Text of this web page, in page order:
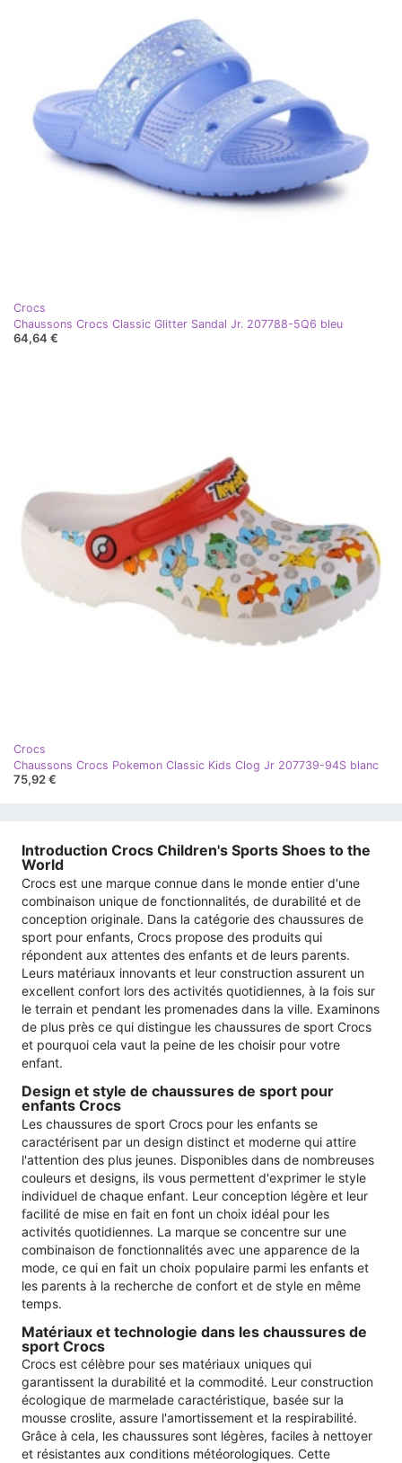
Crocs
Chaussons Crocs Classic Glitter Sandal Jr. 207788-5Q6 bleu
64,64 €
Crocs
Chaussons Crocs Pokemon Classic Kids Clog Jr 207739-94S blanc
75,92 €
Introduction Crocs Children's Sports Shoes to the
World
Crocs est une marque connue dans le monde entier d'une
combinaison unique de fonctionnalités, de durabilité et de
conception originale. Dans la catégorie des chaussures de
sport pour enfants, Crocs propose des produits qui
répondent aux attentes des enfants et de leurs parents.
Leurs matériaux innovants et leur construction assurent un
excellent confort lors des activités quotidiennes, à la fois sur
le terrain et pendant les promenades dans la ville. Examinons
de plus près ce qui distingue les chaussures de sport Crocs
et pourquoi cela vaut la peine de les choisir pour votre
enfant.
Design et style de chaussures de sport pour
enfants Crocs
Les chaussures de sport Crocs pour les enfants se
caractérisent par un design distinct et moderne qui attire
l'attention des plus jeunes. Disponibles dans de nombreuses
couleurs et designs, ils vous permettent d'exprimer le style
individuel de chaque enfant. Leur conception légère et leur
facilité de mise en fait en font un choix idéal pour les
activités quotidiennes. La marque se concentre sur une
combinaison de fonctionnalités avec une apparence de la
mode, ce qui en fait un choix populaire parmi les enfants et
les parents à la recherche de confort et de style en même
temps.
Matériaux et technologie dans les chaussures de
sport Crocs
Crocs est célèbre pour ses matériaux uniques qui
garantissent la durabilité et la commodité. Leur construction
écologique de marmelade caractéristique, basée sur la
mousse croslite, assure l'amortissement et la respirabilité.
Grâce à cela, les chaussures sont légères, faciles à nettoyer
et résistantes aux conditions météorologiques. Cette